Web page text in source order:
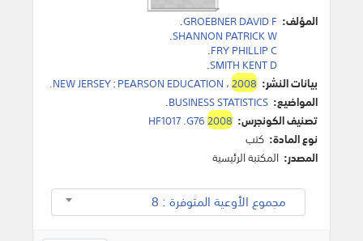
المؤلف: GROEBNER DAVID F
.
SHANNON PATRICK W
.
FRY PHILLIP C
.
SMITH KENT D
.
بيانات النشر:
NEW JERSEY:PEARSON EDUCATION ،2008
.
المواضيع: BUSINESS STATISTICS
.
تصنيف الكونجرس:
HF1017 .G762008
نوع المادة: كتب
المصدر: المكتبة الرئيسية
مجموع الأوعية المتوفرة : 8